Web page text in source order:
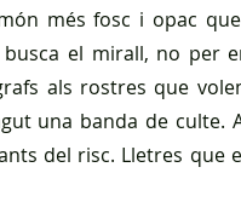
més fosc i opac
el mirall, no per
als rostres que
una banda de culte.
del risc. Lletres